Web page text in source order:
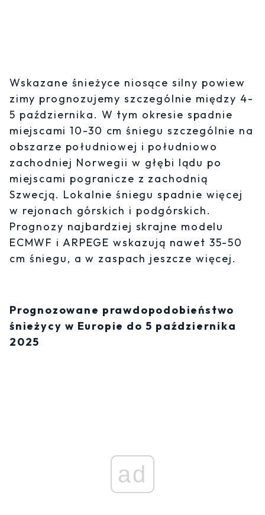
Wskazane śnieżyce niosące silny powiew
zimy prognozujemy szczególnie między 4-
5 października. W tym okresie spadnie
miejscami 10-30 cm śniegu szczególnie na
obszarze południowej i południowo
zachodniej Norwegii w głębi lądu po
miejscami pogranicze z zachodnią
Szwecją. Lokalnie śniegu spadnie więcej
w rejonach górskich i podgórskich.
Prognozy najbardziej skrajne modelu
ECMWF i ARPEGE wskazują nawet 35-50
cm śniegu, a w zaspach jeszcze więcej.
Prognozowane prawdopodobieństwo
śnieżycy w Europie do 5 października
2025
ad